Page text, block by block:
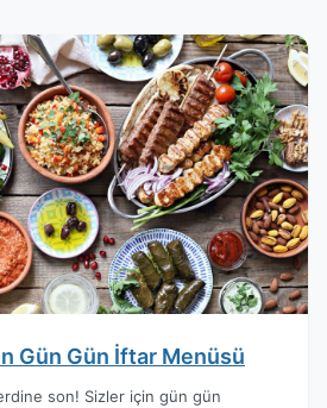
Gün Gün İftar Menüsü
son! Sizler için gün gün